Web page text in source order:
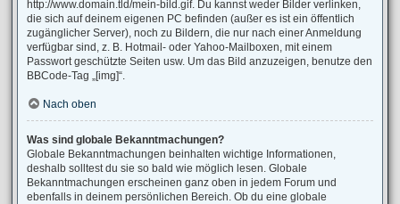
http://www.domain.tld/mein-bild.gif. Du kannst weder Bilder verlinken,
die sich auf deinem eigenen PC befinden (außer es ist ein öffentlich
zugänglicher Server), noch zu Bildern, die nur nach einer Anmeldung
verfügbar sind, z. B. Hotmail- oder Yahoo-Mailboxen, mit einem
Passwort geschützte Seiten usw. Um das Bild anzuzeigen, benutze den
BBCode-Tag „[img]“.
Nach oben
Was sind globale Bekanntmachungen?
Globale Bekanntmachungen beinhalten wichtige Informationen,
deshalb solltest du sie so bald wie möglich lesen. Globale
Bekanntmachungen erscheinen ganz oben in jedem Forum und
ebenfalls in deinem persönlichen Bereich. Ob du eine globale